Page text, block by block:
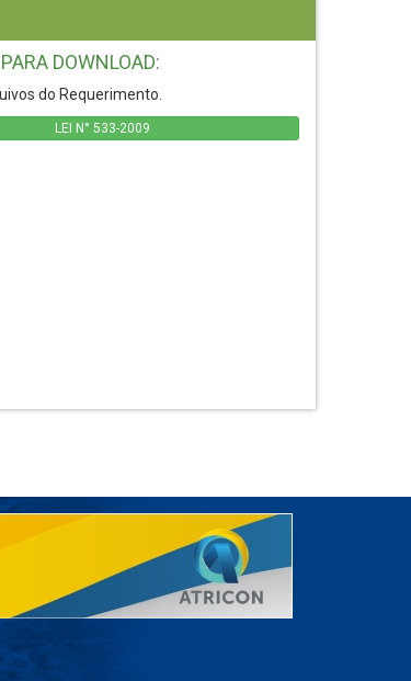
DOWNLOAD:
do Requerimento.
LEI N° 533-2009